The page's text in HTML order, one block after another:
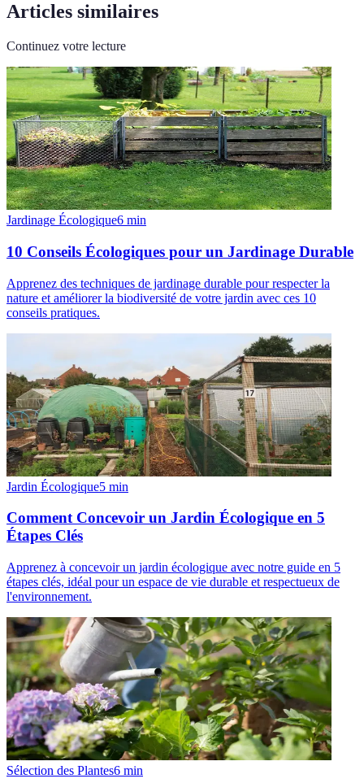
Articles similaires
Continuez votre lecture
Jardinage Écologique6 min
10 Conseils Écologiques pour un Jardinage Durable
Apprenez des techniques de jardinage durable pour respecter la
nature et améliorer la biodiversité de votre jardin avec ces 10
conseils pratiques.
Jardin Écologique5 min
Comment Concevoir un Jardin Écologique en 5
Étapes Clés
Apprenez à concevoir un jardin écologique avec notre guide en 5
étapes clés, idéal pour un espace de vie durable et respectueux de
l'environnement.
Sélection des Plantes6 min